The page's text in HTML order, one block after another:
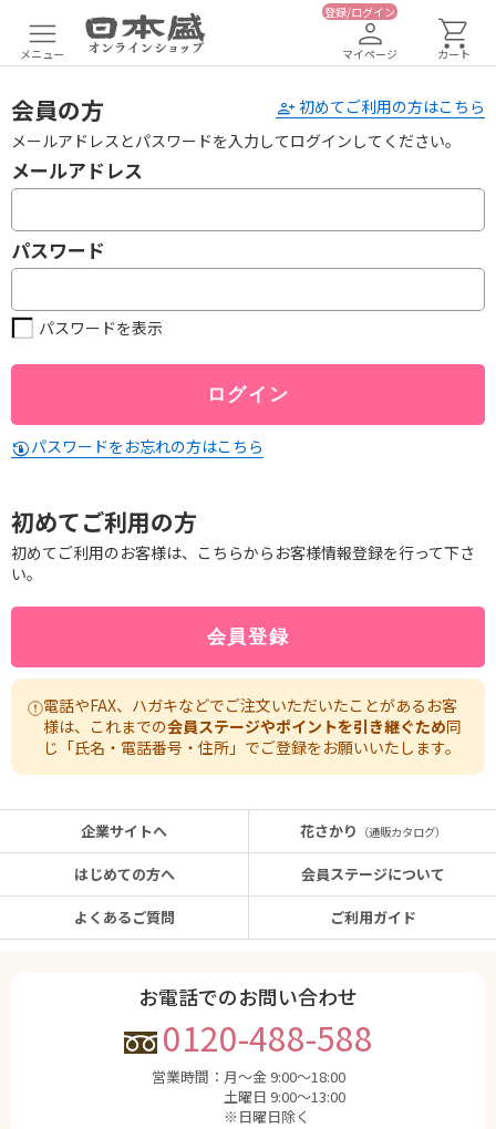
メニュー
登録/ログイン
マイページ カート
初めてご利用の方はこちら
会員の方
メールアドレスとパスワードを入力してログインしてください。
メールアドレス
パスワード
パスワードを表示
パスワードをお忘れの方はこちら
初めてご利用の方
初めてご利用のお客様は、こちらからお客様情報登録を行って下さ
い。
電話やFAX、ハガキなどでご注文いただいたことがあるお客
様は、これまでの会員ステージやポイントを引き継ぐため同
じ「氏名・電話番号・住所」でご登録をお願いいたします。
企業サイトへ
はじめての方へ
よくあるご質問
花さかり （通販カタログ）
会員ステージについて
ご利用ガイド
お電話でのお問い合わせ
0120-488-588
営業時間： 月〜金 9:00〜18:00
土曜日 9:00〜13:00
※日曜日除く